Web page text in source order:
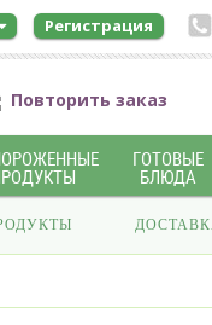
Регистрация
Повторить заказ
ГОТОВЫЕ
БЛЮДА